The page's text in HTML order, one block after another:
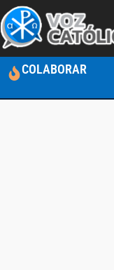
COLABORAR